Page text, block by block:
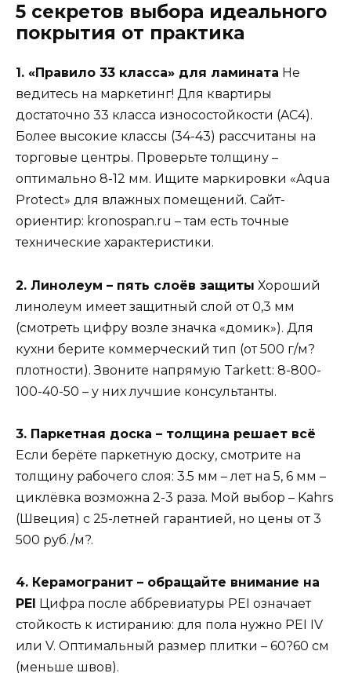
5 секретов выбора идеального
покрытия от практика
1. «Правило 33 класса» для ламината Не
ведитесь на маркетинг! Для квартиры
достаточно 33 класса износостойкости (AC4).
Более высокие классы (34-43) рассчитаны на
торговые центры. Проверьте толщину –
оптимально 8-12 мм. Ищите маркировки «Aqua
Protect» для влажных помещений. Сайт-
ориентир: kronospan.ru – там есть точные
технические характеристики.
2. Линолеум – пять слоёв защиты Хороший
линолеум имеет защитный слой от 0,3 мм
(смотреть цифру возле значка «домик»). Для
кухни берите коммерческий тип (от 500 г/м?
плотности). Звоните напрямую Tarkett: 8-800-
100-40-50 – у них лучшие консультанты.
3. Паркетная доска – толщина решает всё
Если берёте паркетную доску, смотрите на
толщину рабочего слоя: 3.5 мм – лет на 5, 6 мм –
циклёвка возможна 2-3 раза. Мой выбор – Kahrs
(Швеция) с 25-летней гарантией, но цены от 3
500 руб./м?.
4. Керамогранит – обращайте внимание на
PEI Цифра после аббревиатуры PEI означает
стойкость к истиранию: для пола нужно PEI IV
или V. Оптимальный размер плитки – 60?60 см
(меньше швов).